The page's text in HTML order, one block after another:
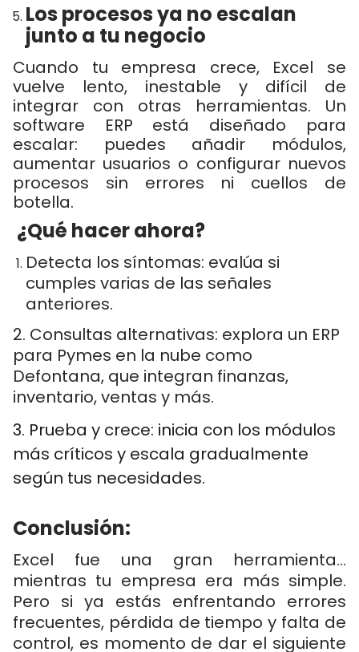
Los procesos ya no escalan
junto a tu negocio
Cuando tu empresa crece, Excel se
vuelve lento, inestable y difícil de
integrar con otras herramientas. Un
software ERP está diseñado para
escalar: puedes añadir módulos,
aumentar usuarios o configurar nuevos
procesos sin errores ni cuellos de
botella.
¿Qué hacer ahora?
Detecta los síntomas: evalúa si
cumples varias de las señales
anteriores.
2. Consultas alternativas: explora un ERP
para Pymes en la nube como
Defontana, que integran finanzas,
inventario, ventas y más.
3. Prueba y crece: inicia con los módulos
más críticos y escala gradualmente
según tus necesidades.
Conclusión:
Excel fue una gran herramienta…
mientras tu empresa era más simple.
Pero si ya estás enfrentando errores
frecuentes, pérdida de tiempo y falta de
control, es momento de dar el siguiente